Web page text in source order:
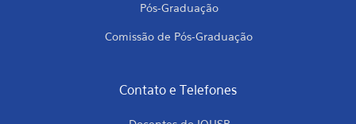
Pós-Graduação
Comissão de Pós-Graduação
Contato e Telefones